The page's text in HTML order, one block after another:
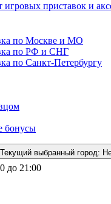
игровых приставок и
по Москве и МО
по РФ и СНГ
по Санкт-Петербургу
бонусы
выбранный город:
до 21:00